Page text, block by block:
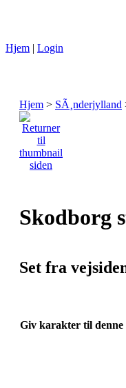
Hjem | Login
Hjem > SÃ¸nderjylland
Skodborg
Set fra
Giv karakter til denne